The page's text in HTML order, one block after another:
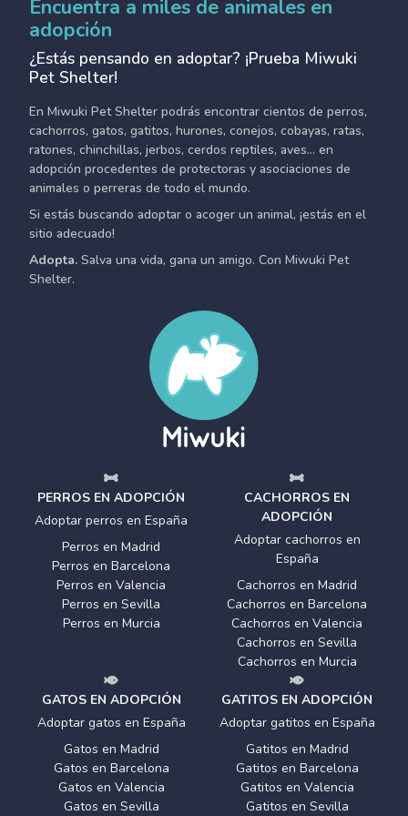
Encuentra a miles de animales en
adopción
¿Estás pensando en adoptar? ¡Prueba Miwuki
Pet Shelter!
En Miwuki Pet Shelter podrás encontrar cientos de perros,
cachorros, gatos, gatitos, hurones, conejos, cobayas, ratas,
ratones, chinchillas, jerbos, cerdos reptiles, aves... en
adopción procedentes de protectoras y asociaciones de
animales o perreras de todo el mundo.
Si estás buscando adoptar o acoger un animal, ¡estás en el
sitio adecuado!
Adopta. Salva una vida, gana un amigo. Con Miwuki Pet
Shelter.
PERROS EN ADOPCIÓN
Adoptar perros en España
Perros en Madrid
Perros en Barcelona
Perros en Valencia
Perros en Sevilla
Perros en Murcia
CACHORROS EN
ADOPCIÓN
Adoptar cachorros en
España
Cachorros en Madrid
Cachorros en Barcelona
Cachorros en Valencia
Cachorros en Sevilla
Cachorros en Murcia
GATOS EN ADOPCIÓN
Adoptar gatos en España
Gatos en Madrid
Gatos en Barcelona
Gatos en Valencia
Gatos en Sevilla
GATITOS EN ADOPCIÓN
Adoptar gatitos en España
Gatitos en Madrid
Gatitos en Barcelona
Gatitos en Valencia
Gatitos en Sevilla